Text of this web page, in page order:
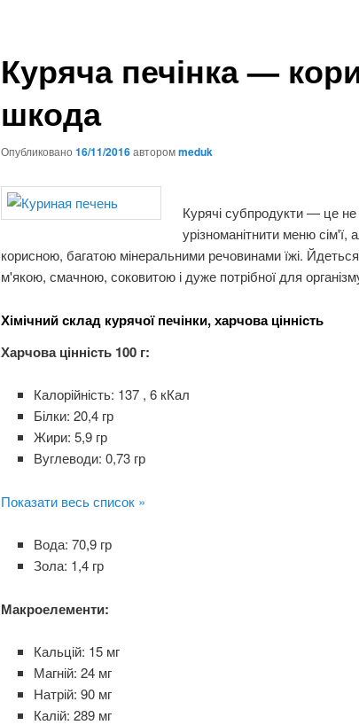
Куряча печінка —
шкода
Опубликовано 16/11/2016авторомmeduk
Курячі субпродукти — це не
урізноманітнити меню сім'ї,
корисною, багатою мінеральними речовинами їжі.
м'якою, смачною, соковитою і дуже потрібної для
Хімічний склад курячої печінки, харчова цінність
Харчова цінність 100 г:
Калорійність: 137 , 6 кКал
Білки: 20,4 гр
Жири: 5,9 гр
Вуглеводи: 0,73 гр
Показати весь список »
Вода: 70,9 гр
Зола: 1,4 гр
Макроелементи:
Кальцій: 15 мг
Магній: 24 мг
Натрій: 90 мг
Калій: 289 мг